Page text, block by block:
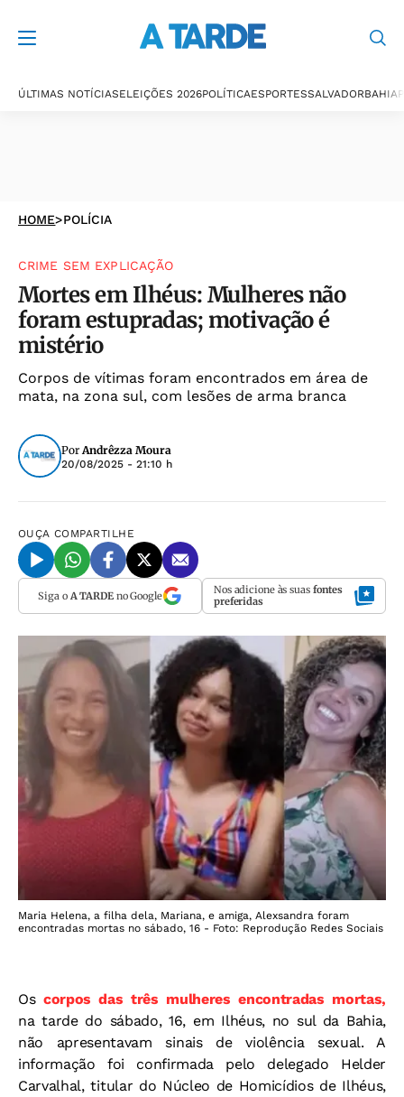
ÚLTIMAS NOTÍCIASELEIÇÕES 2026POLÍTICAESPORTESSALVADORBAHIA
HOME>POLÍCIA
CRIME SEM EXPLICAÇÃO
Mortes em Ilhéus: Mulheres não
foram estupradas; motivação é
mistério
Corpos de vítimas foram encontrados em área de
mata, na zona sul, com lesões de arma branca
PorAndrêzza Moura
20/08/2025 - 21:10 h
OUÇA COMPARTILHE
Siga o A TARDEno Google Nos adicione às suas fontes
preferidas
Maria Helena, a filha dela, Mariana, e amiga, Alexsandra foram
encontradas mortas no sábado, 16 - Foto: Reprodução Redes Sociais
Os corpos das três mulheres encontradas mortas,
na tarde do sábado, 16, em Ilhéus, no sul da Bahia,
não apresentavam sinais de violência sexual. A
informação foi confirmada pelo delegado Helder
Carvalhal, titular do Núcleo de Homicídios de Ilhéus,